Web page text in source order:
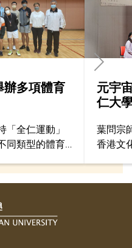
辦多項體育
全仁運動」
同類型的體育
部也積極加強
元宇
仁大
葉問宗
香港文
學系和